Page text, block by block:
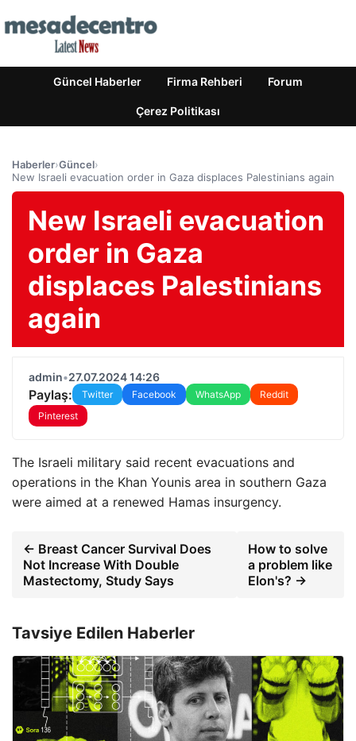
Güncel Haberler Firma Rehberi Forum
Çerez Politikası
Haberler›Güncel›
New Israeli evacuation order in Gaza displaces Palestinians again
New Israeli evacuation
order in Gaza
displaces Palestinians
again
admin•27.07.2024 14:26
Paylaş: Twitter Facebook WhatsApp
Reddit
Pinterest
The Israeli military said recent evacuations and
operations in the Khan Younis area in southern Gaza
were aimed at a renewed Hamas insurgency.
← Breast Cancer Survival Does
Not Increase With Double
Mastectomy, Study Says
How to solve
a problem like
Elon's? →
Tavsiye Edilen Haberler